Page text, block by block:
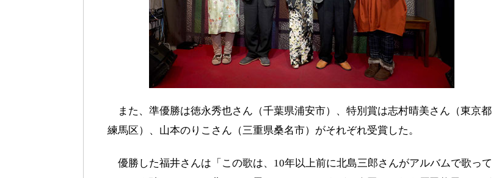
また、準優勝は徳永秀也さん（千葉県浦安市）、特別賞は志村晴美さん（東京都
練馬区）、山本のりこさん（三重県桑名市）がそれぞれ受賞した。
優勝した福井さんは「この歌は、10年以上前に北島三郎さんがアルバムで歌って